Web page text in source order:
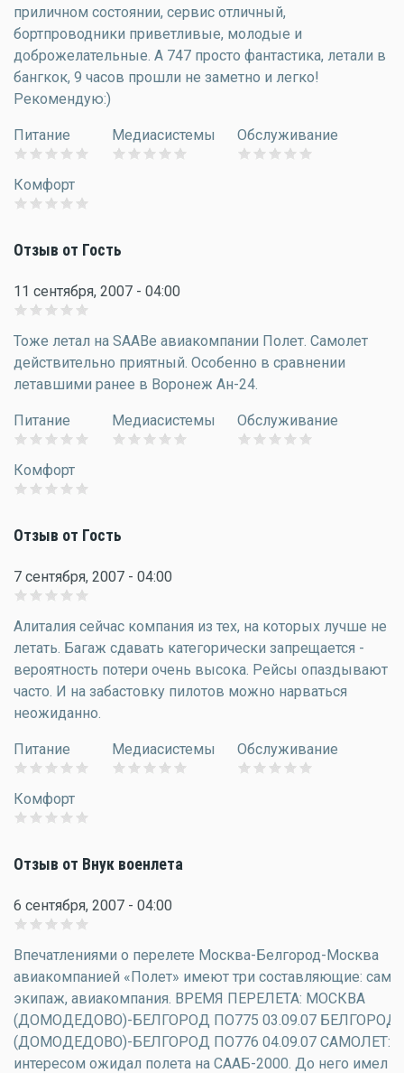
приличном состоянии, сервис отличный,
бортпроводники приветливые, молодые и
доброжелательные. А 747 просто фантастика, летали в
бангкок, 9 часов прошли не заметно и легко!
Рекомендую:)
Питание Медиасистемы Обслуживание
Комфорт
Отзыв от Гость
11 сентября, 2007 - 04:00
Тоже летал на SAABе авиакомпании Полет. Самолет
действительно приятный. Особенно в сравнении
летавшими ранее в Воронеж Ан-24.
Питание Медиасистемы Обслуживание
Комфорт
Отзыв от Гость
7 сентября, 2007 - 04:00
Алиталия сейчас компания из тех, на которых лучше не
летать. Багаж сдавать категорически запрещается -
вероятность потери очень высока. Рейсы опаздывают
часто. И на забастовку пилотов можно нарваться
неожиданно.
Питание Медиасистемы Обслуживание
Комфорт
Отзыв от Внук военлета
6 сентября, 2007 - 04:00
Впечатлениями о перелете Москва-Белгород-Москва
авиакомпанией «Полет» имеют три составляющие:
экипаж, авиакомпания. ВРЕМЯ ПЕРЕЛЕТА: МОСКВА
(ДОМОДЕДОВО)-БЕЛГОРОД ПО775 03.09.07
(ДОМОДЕДОВО)-БЕЛГОРОД ПО776 04.09.07 САМОЛЕТ:
интересом ожидал полета на СААБ-2000. До него имел